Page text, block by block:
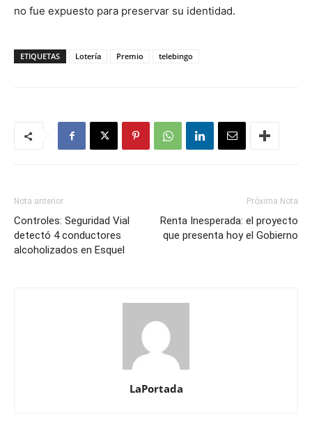
no fue expuesto para preservar su identidad.
ETIQUETAS Lotería Premio telebingo
Nota anterior
Controles: Seguridad Vial
detectó 4 conductores
alcoholizados en Esquel
Próxima Nota
Renta Inesperada: el proyecto
que presenta hoy el Gobierno
LaPortada